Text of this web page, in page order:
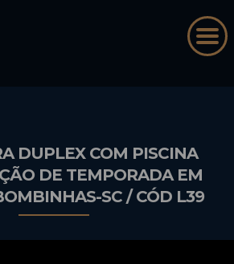
DUPLEX COM PISCINA
DE TEMPORADA EM
SC / CÓD L39